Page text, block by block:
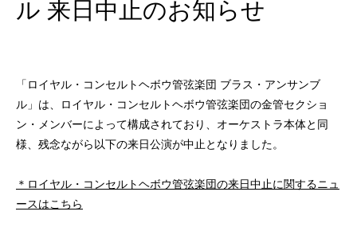
ル 来日中止のお知らせ
「ロイヤル・コンセルトヘボウ管弦楽団 ブラス・アンサンブ
ル」は、ロイヤル・コンセルトヘボウ管弦楽団の金管セクショ
ン・メンバーによって構成されており、オーケストラ本体と同
様、残念ながら以下の来日公演が中止となりました。
＊ロイヤル・コンセルトヘボウ管弦楽団の来日中止に関するニュ
ースはこちら